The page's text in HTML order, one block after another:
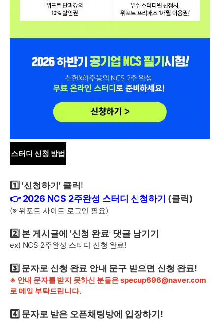
스터디 신청 방법
1️⃣ '신청하기' 클릭!
👉 2026 NCS 2주완성 스터디 신청하기 (클릭)
(※ 위포트 사이트 로그인 필요)
2️⃣ 본 게시글에 '신청 완료' 댓글 남기기
ex) NCS 2주완성 스터디 신청 완료!
3️⃣ 문자로 신청 완료 안내 문구 받으면 신청 완료!
※ 안내 문자를 받지 못하신 분들은 specup696@naver.com
로 메일 부탁드립니다.
4️⃣ 문자로 받은 오픈채팅방에 입장하기!